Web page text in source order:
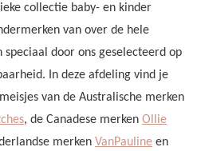
collectie baby- en kinder
van over de hele
speciaal door ons geselecteerd op
In deze afdeling vind je
van de Australische merken
, de Canadese merken Ollie
merken VanPauline en